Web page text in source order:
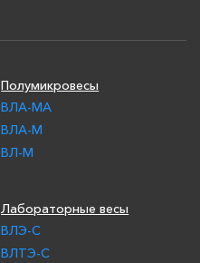
Полумикровесы
ВЛА-МА
ВЛА-М
ВЛ-М
Лабораторные весы
ВЛЭ-С
ВЛТЭ-С